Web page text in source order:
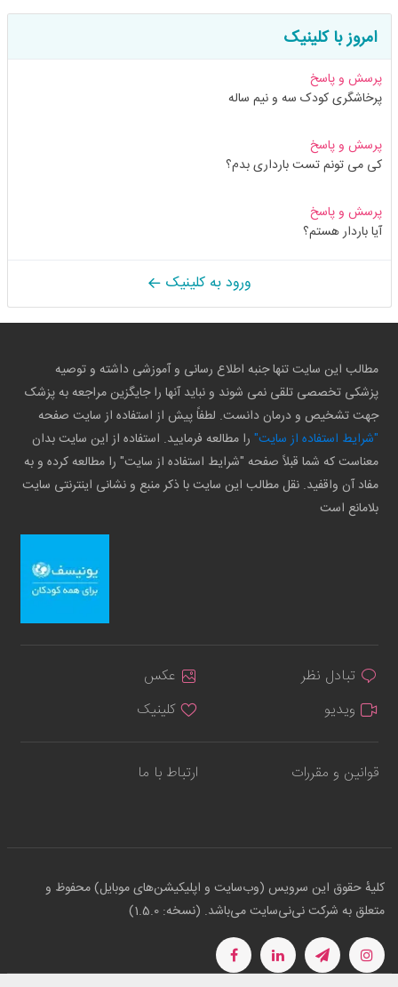
امروز با کلینیک
پرسش و پاسخ
پرخاشگری کودک سه و نیم ساله
پرسش و پاسخ
کی می تونم تست بارداری بدم؟
پرسش و پاسخ
آیا باردار هستم؟
ورود به کلینیک
مطالب این سایت تنها جنبه اطلاع رسانی و آموزشی داشته و توصیه
پزشکی تخصصی تلقی نمی شوند و نباید آنها را جایگزین مراجعه به پزشک
جهت تشخیص و درمان دانست. لطفاً پیش از استفاده از سایت صفحه
"شرایط استفاده از سایت" را مطالعه فرمایید. استفاده از این سایت بدان
معناست که شما قبلاً صفحه "شرایط استفاده از سایت" را مطالعه کرده و به
مفاد آن واقفید. نقل مطالب این سایت با ذکر منبع و نشانی اینترنتی سایت
بلامانع است
تبادل نظر
عکس
ویدیو
کلینیک
قوانین و مقررات ارتباط با ما
کلیهٔ حقوق این سرویس (وب‌سایت و اپلیکیشن‌های موبایل) محفوظ و
متعلق به شرکت نی‌نی‌سایت می‌باشد. (نسخه: 1.5.0)